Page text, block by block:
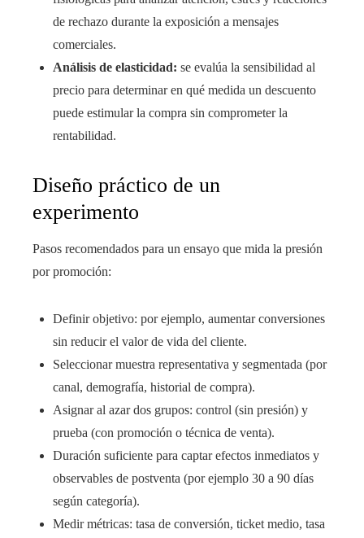
de rechazo durante la exposición a mensajes
comerciales.
Análisis de elasticidad: se evalúa la sensibilidad al
precio para determinar en qué medida un descuento
puede estimular la compra sin comprometer la
rentabilidad.
Diseño práctico de un
experimento
Pasos recomendados para un ensayo que mida la presión
por promoción:
Definir objetivo: por ejemplo, aumentar conversiones
sin reducir el valor de vida del cliente.
Seleccionar muestra representativa y segmentada (por
canal, demografía, historial de compra).
Asignar al azar dos grupos: control (sin presión) y
prueba (con promoción o técnica de venta).
Duración suficiente para captar efectos inmediatos y
observables de postventa (por ejemplo 30 a 90 días
según categoría).
Medir métricas: tasa de conversión, ticket medio, tasa